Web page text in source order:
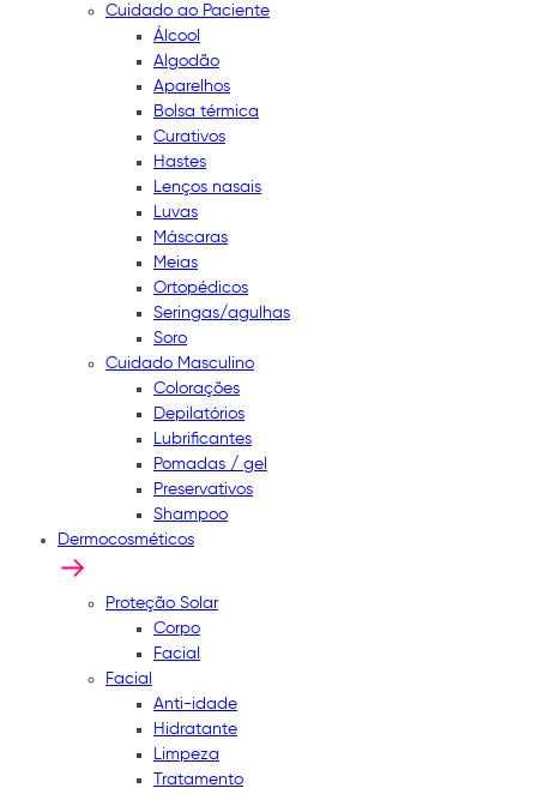
Cuidado ao Paciente
Álcool
Algodão
Aparelhos
Bolsa térmica
Curativos
Hastes
Lenços nasais
Luvas
Máscaras
Meias
Ortopédicos
Seringas/agulhas
Soro
Cuidado Masculino
Colorações
Depilatórios
Lubrificantes
Pomadas / gel
Preservativos
Shampoo
Dermocosméticos
Proteção Solar
Corpo
Facial
Facial
Anti-idade
Hidratante
Limpeza
Tratamento